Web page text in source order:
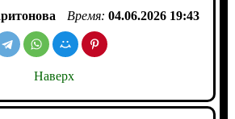
Время: 04.06.2026 19:43
Наверх